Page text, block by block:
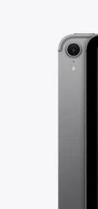
brug, der
Apple iPad Mini
der nogensinde
på 101
mellem 6.999 kr
Den billigste